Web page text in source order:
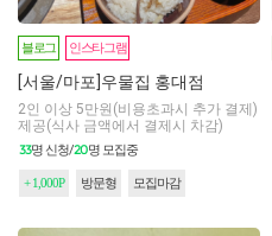
블로그 인스타그램
[서울/마포]우물집 홍대점
2인 이상 5만원(비용초과시 추가 결제)
제공(식사 금액에서 결제시 차감)
33명 신청/20명 모집중
+ 1,000P 방문형 모집마감